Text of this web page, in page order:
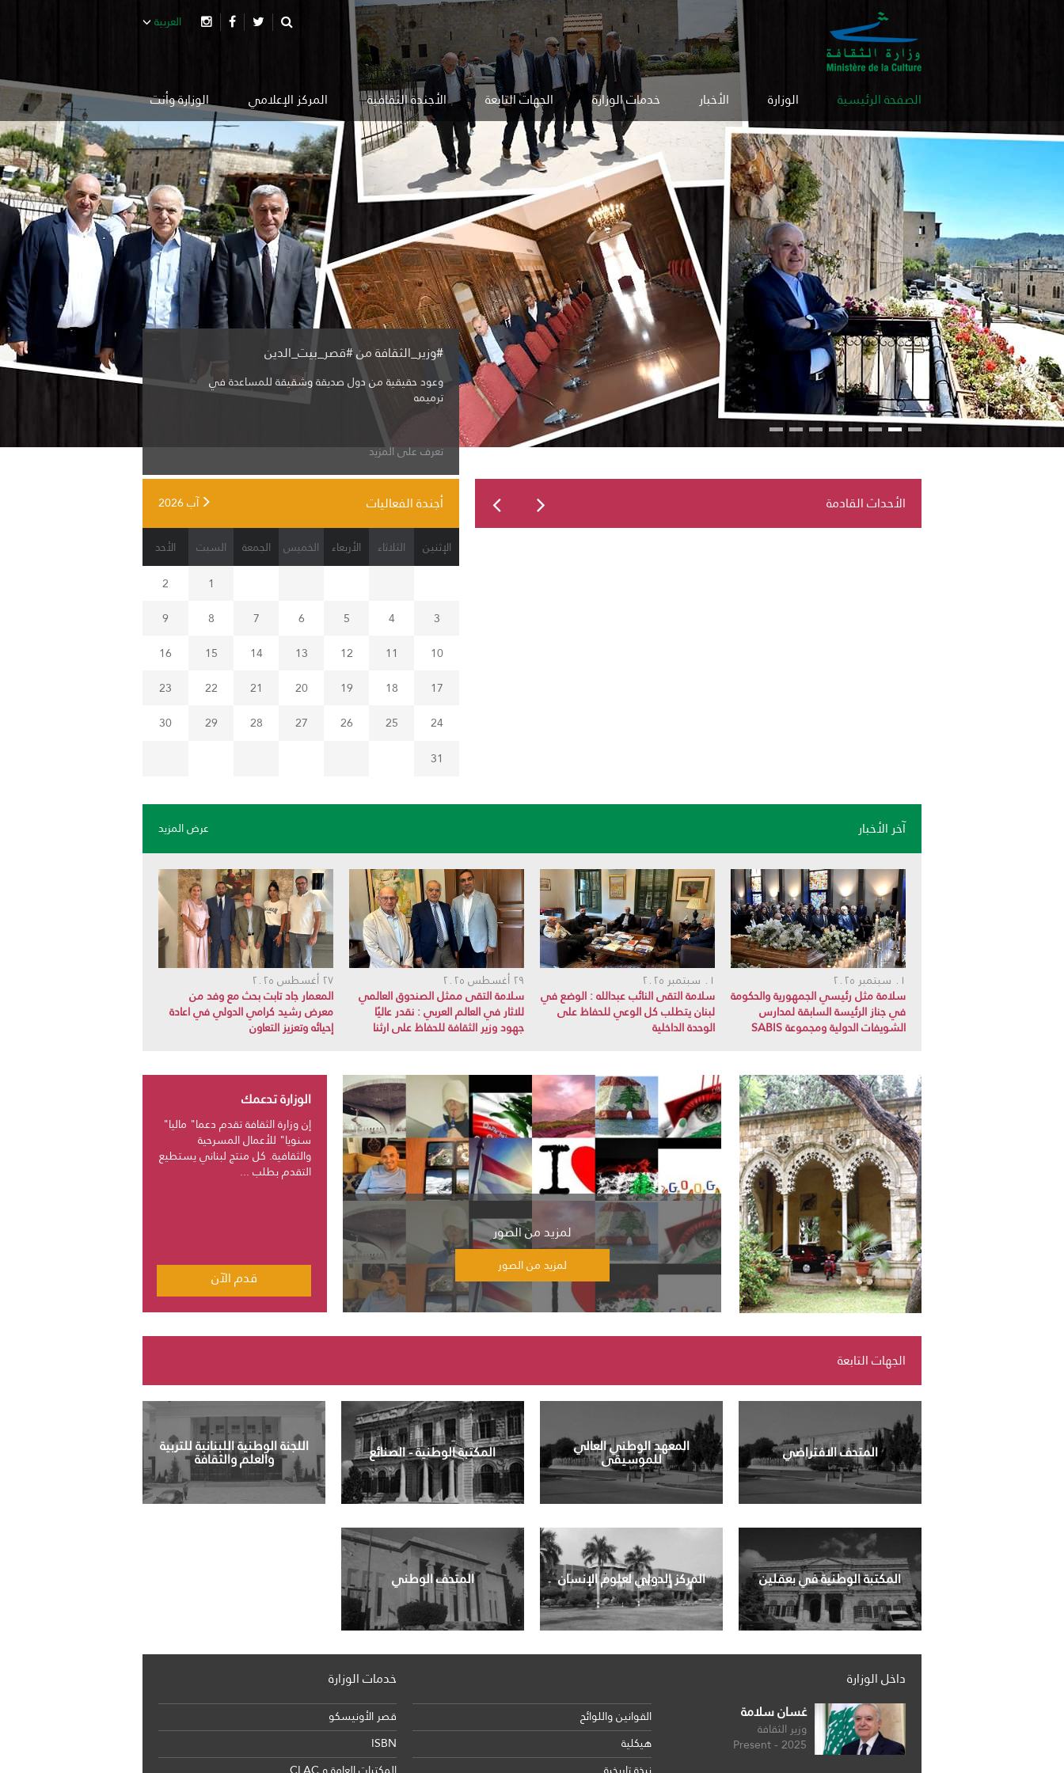
العربية
الصفحة الرئيسية الوزارة الأخبار خدمات الوزارة الجهات التابعة الأجندة الثقافية المركز الإعلامي الوزارة وأنت
#وزير_الثقافة من #قصر_بيت_الدين
وعود حقيقية من دول صديقة وشقيقة للمساعدة في
ترميمه
تعرف على المزيد
الأحداث القادمة أجندة الفعاليات آب 2026
الإثنين الثلاثاء الأربعاء الخميس الجمعة السبت
الأحد
1
2
3
4
5
6
7
8
9
10
11
12
13
14
15
16
17
18
19
20
21
22
23
24
25
26
27
28
29
30
31
آخر الأخبار عرض المزيد
٠١ سبتمبر ٢٠٢٥
سلامة مثل رئيسي الجمهورية والحكومة
في جناز الرئيسة السابقة لمدارس
الشويفات الدولية ومجموعة SABIS
٠١ سبتمبر ٢٠٢٥
سلامة التقى النائب عبدالله : الوضع في
لبنان يتطلب كل الوعي للحفاظ على
الوحدة الداخلية
٢٩ أغسطس ٢٠٢٥
سلامة التقى ممثل الصندوق العالمي
للاثار في العالم العربي : نقدر عاليًا
جهود وزير الثقافة للحفاظ على ارثنا
٢٧ أغسطس ٢٠٢٥
المعمار جاد تابت بحث مع وفد من
معرض رشيد كرامي الدولي في اعادة
إحيائه وتعزيز التعاون
الوزارة تدعمك
إن وزارة الثقافة تقدم دعما" ماليا"
سنويا" للأعمال المسرحية
والثقافية. كل منتج لبناني يستطيع
التقدم بطلب ...
قدم الآن
لمزيد من الصور
لمزيد من الصور
الجهات التابعة
المتحف الافتراضي المعهد الوطني العالي
للموسيقى المكتبة الوطنية - الصنائع اللجنة الوطنية اللبنانية للتربية
والعلم والثقافة
المكتبة الوطنية في بعقلين المركز الدولي لعلوم الإنسان المتحف الوطني
داخل الوزارة
غسان سلامة
وزير الثقافة
2025 - Present
القوانين واللوائح
هيكلية
خدمات الوزارة
قصر الأونيسكو
ISBN